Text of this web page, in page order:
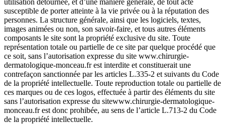
susceptible de porter atteinte à la vie privée ou à la réputation des
personnes. La structure générale, ainsi que les logiciels, textes,
images animées ou non, son savoir-faire, et tous autres éléments
composants le site sont la propriété exclusive du site. Toute
représentation totale ou partielle de ce site par quelque procédé que
ce soit, sans l’autorisation expresse du site www.chirurgie-
dermatologique-monceau.fr est interdite et constituerait une
contrefaçon sanctionnée par les articles L.335-2 et suivants du Code
de la propriété intellectuelle. Toute reproduction totale ou partielle de
ces marques ou de ces logos, effectuée à partir des éléments du site
sans l’autorisation expresse du sitewww.chirurgie-dermatologique-
monceau.fr est donc prohibée, au sens de l’article L.713-2 du Code
de la propriété intellectuelle.